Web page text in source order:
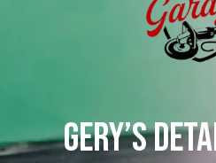
Gery’s